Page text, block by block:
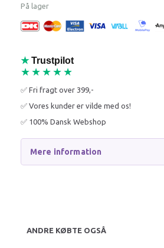
På lager
★ Trustpilot
★★★★★
✅ Fri fragt over 399,-
✅ Vores kunder er vilde med os!
✅ 100% Dansk Webshop
Mere information
ANDRE KØBTE OGSÅ